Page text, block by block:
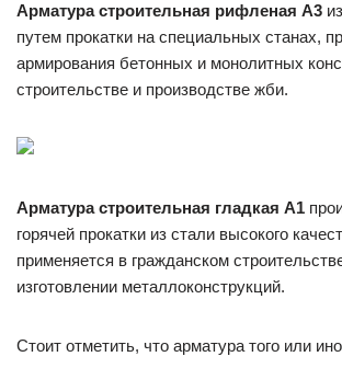
Арматура строительная рифленая А3
путем прокатки на специальных станах,
армирования бетонных и монолитных
строительстве и производстве жби.
Арматура строительная гладкая А1
горячей прокатки из стали высокого
применяется в гражданском
изготовлении металлоконструкций.
Стоит отметить, что арматура того или